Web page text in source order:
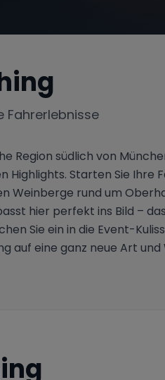
Fahrerlebnisse
Region südlich von
Starten Sie Ihre
Weinberge rund um
hier perfekt ins Bild –
Sie ein in die Event-
auf eine ganz neue Art